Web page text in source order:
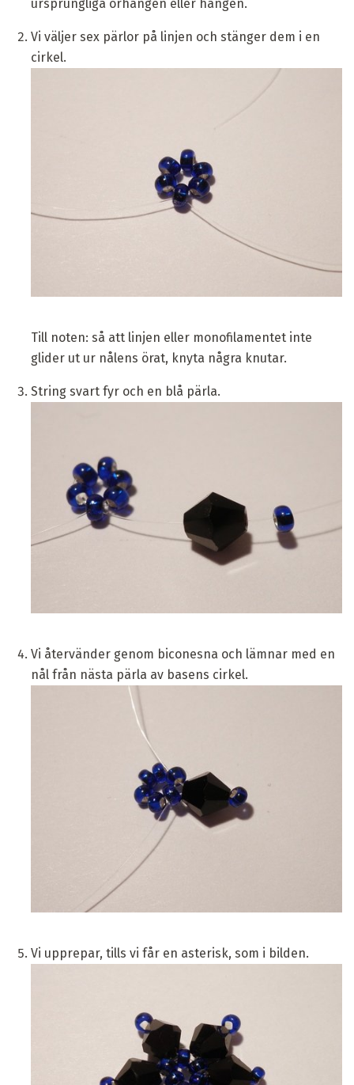
ursprungliga örhängen eller hängen.
Vi väljer sex pärlor på linjen och stänger dem i en
cirkel.
Till noten: så att linjen eller monofilamentet inte
glider ut ur nålens örat, knyta några knutar.
String svart fyr och en blå pärla.
Vi återvänder genom biconesna och lämnar med en
nål från nästa pärla av basens cirkel.
Vi upprepar, tills vi får en asterisk, som i bilden.